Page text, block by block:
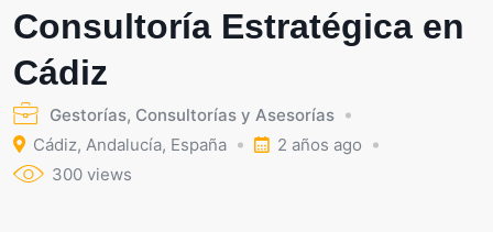
Consultoría Estratégica en
Cádiz
Gestorías, Consultorías y Asesorías
Cádiz, Andalucía, España
2 años ago
300 views